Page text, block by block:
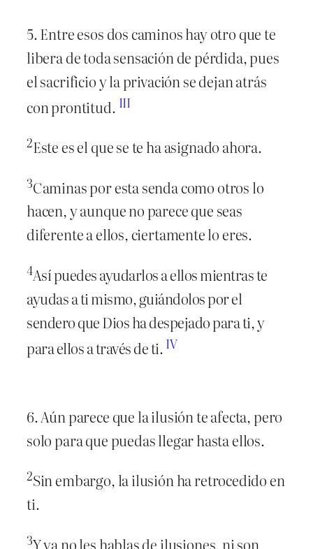
5. Entre esos dos caminos hay otro que te
libera de toda sensación de pérdida, pues
el sacrificio y la privación se dejan atrás
con prontitud. III
2Este es el que se te ha asignado ahora.
3Caminas por esta senda como otros lo
hacen, y aunque no parece que seas
diferente a ellos, ciertamente lo eres.
4Así puedes ayudarlos a ellos mientras te
ayudas a ti mismo, guiándolos por el
sendero que Dios ha despejado para ti, y
para ellos a través de ti. IV
6. Aún parece que la ilusión te afecta, pero
solo para que puedas llegar hasta ellos.
2Sin embargo, la ilusión ha retrocedido en
ti.
3Y ya no les hablas de ilusiones, ni son